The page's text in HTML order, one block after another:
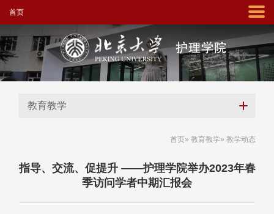
首页
教育教学
首页» 教育教学» 教学动态
指导、交流、促提升 ——护理学院举办2023年春
季访问学者中期汇报会